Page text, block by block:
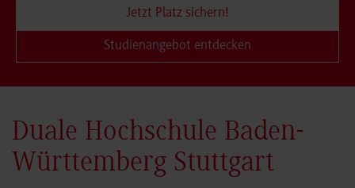
Jetzt Platz sichern!
Studienangebot entdecken
Duale Hochschule Baden-
Württemberg Stuttgart